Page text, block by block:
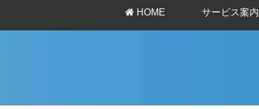
HOME サービス案内